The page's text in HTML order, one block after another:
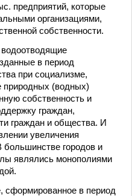
предприятий, которые
организациями,
собственности.
в период
при социализме,
природных (водных)
собственность и
граждан,
граждан и общества. И
увеличения
большинстве городов и
являлись монополиями
сформированное в период